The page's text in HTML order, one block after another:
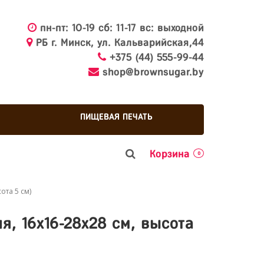
пн-пт: 10-19 сб: 11-17 вс: выходной
РБ г. Минск, ул. Кальварийская,44
+375 (44) 555-99-44
shop@brownsugar.by
ПИЩЕВАЯ ПЕЧАТЬ
Корзина 0
5 см)
16х16-28х28 см, высота